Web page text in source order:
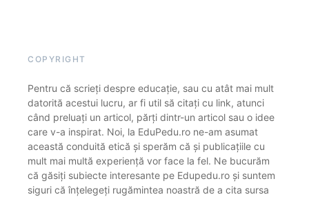
COPYRIGHT
Pentru că scrieți despre educație, sau cu atât mai mult
datorită acestui lucru, ar fi util să citați cu link, atunci
când preluați un articol, părți dintr-un articol sau o idee
care v-a inspirat. Noi, la EduPedu.ro ne-am asumat
această conduită etică și sperăm că și publicațiile cu
mult mai multă experiență vor face la fel. Ne bucurăm
că găsiți subiecte interesante pe Edupedu.ro și suntem
siguri că înțelegeți rugămintea noastră de a cita sursa